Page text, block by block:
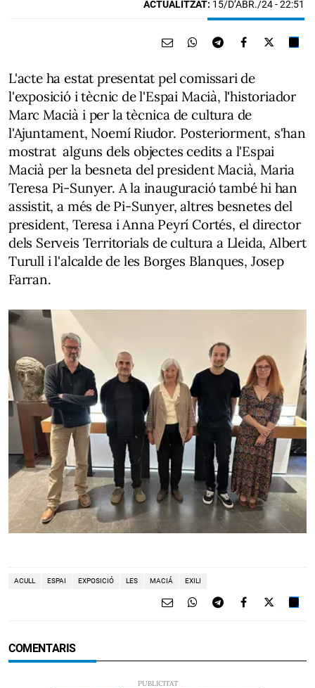
ACTUALITZAT: 15/D’ABR./24 - 22:51
L'acte ha estat presentat pel comissari de
l'exposició i tècnic de l'Espai Macià, l'historiador
Marc Macià i per la tècnica de cultura de
l'Ajuntament, Noemí Riudor. Posteriorment, s'han
mostrat alguns dels objectes cedits a l'Espai
Macià per la besneta del president Macià, Maria
Teresa Pi-Sunyer. A la inauguració també hi han
assistit, a més de Pi-Sunyer, altres besnetes del
president, Teresa i Anna Peyrí Cortés, el director
dels Serveis Territorials de cultura a Lleida, Albert
Turull i l'alcalde de les Borges Blanques, Josep
Farran.
ACULL ESPAI EXPOSICIÓ LES MACIÁ EXILI
COMENTARIS